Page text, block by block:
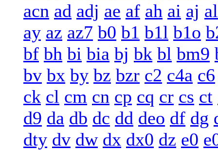
acn ad adj ae af ah ai aj al
ay az az7 b0 b1 b1l b1o
bf bh bi bia bj bk bl bm9
bv bx by bz bzr c2 c4a c6
ck cl cm cn cp cq cr cs ct
d9 da db dc dd deo df dg
dty dv dw dx dx0 dz e0